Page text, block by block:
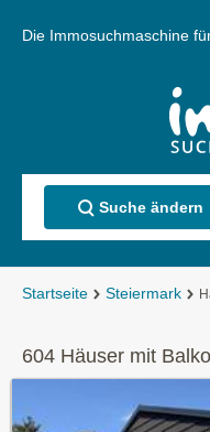
Die Immosuchmaschine
Suche ändern
Startseite Steiermark
604 Häuser mit